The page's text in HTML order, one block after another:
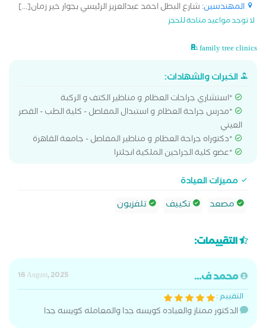
المهندسين: شارع البطل احمد عبدالعزيز الرئيسي بجوار خير زمان[...]
لا توجد مواعيد متاحة للحجز
family tree clinics
الخبرات والشهادات:
*استشاري جراحات العظام و مناظير الكتف و الركبة
*مدرس جراحة العظام و استبدال المفاصل - كلية الطب - القصر
العيني
*دكتوراه جراحة العظام و مناظير المفاصل - جامعة القاهرة
*عضو كلية الجراحين الملكية انجلترا
مميزات العيادة
مصعد
تكييف تلفزيون
التقييمات:
محمد ف...
16 August, 2025
التقييم :
الدكتور ممتاز والعياده كويسه جدا والمعامله كويسه جدا